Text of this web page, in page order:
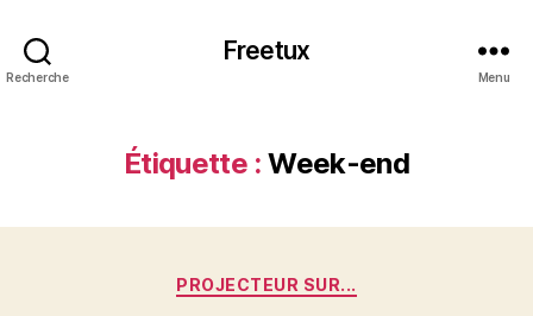
Recherche
Freetux
Menu
Étiquette : Week-end
Catégories
PROJECTEUR SUR...